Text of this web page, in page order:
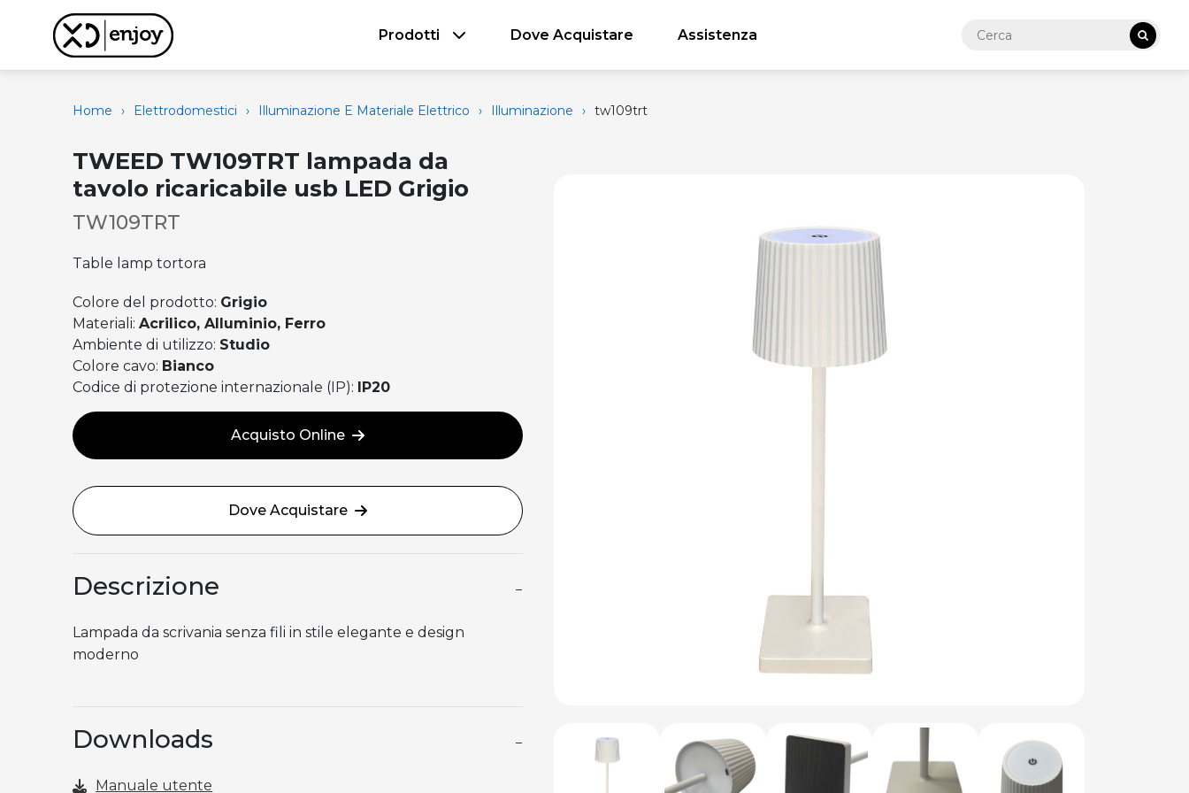
Prodotti Dove Acquistare Assistenza
Home › Elettrodomestici › Illuminazione E Materiale Elettrico › Illuminazione › tw109trt
TWEED TW109TRT lampada da
tavolo ricaricabile usb LED Grigio
TW109TRT
Table lamp tortora
Colore del prodotto: Grigio
Materiali:Acrilico, Alluminio, Ferro
Ambiente di utilizzo: Studio
Colore cavo: Bianco
Codice di protezione internazionale (IP): IP20
Acquisto Online
Dove Acquistare
Descrizione −
Lampada da scrivania senza fili in stile elegante e design
moderno
Downloads −
Manuale utente